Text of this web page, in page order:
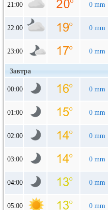
21:00 0 mm
22:00 0 mm
23:00 0 mm
Завтра
00:00 0 mm
01:00 0 mm
02:00 0 mm
03:00 0 mm
04:00 0 mm
05:00 0 mm